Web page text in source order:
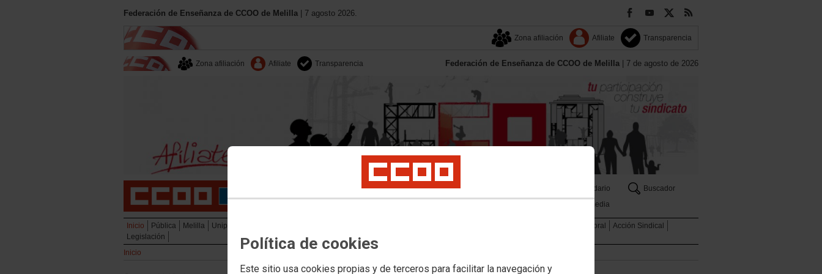
Política de cookies
Este sitio usa cookies propias y de terceros para facilitar la navegación y
Federación de Enseñanza de CCOO de Melilla | 7 agosto 2026.
Zona afiliación Afiliate Transparencia
Zona afiliación Afiliate Transparencia Federación de Enseñanza de CCOO de Melilla | 7 de agosto de 2026
Aquí estamos Calendario
Buscador
Multimedia
Inicio Pública Melilla Uniprovinciales Salud laboral
Acción Sindical
Legislación
Inicio